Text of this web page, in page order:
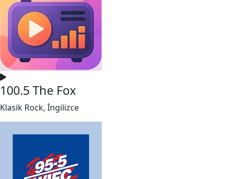
100.5 The Fox
Klasik Rock, İngilizce